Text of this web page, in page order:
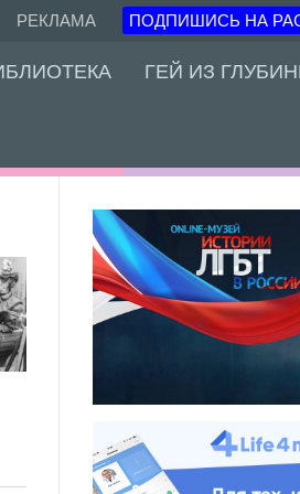
РЕКЛАМА ПОДПИШИСЬ НА
ГЕЙ ИЗ